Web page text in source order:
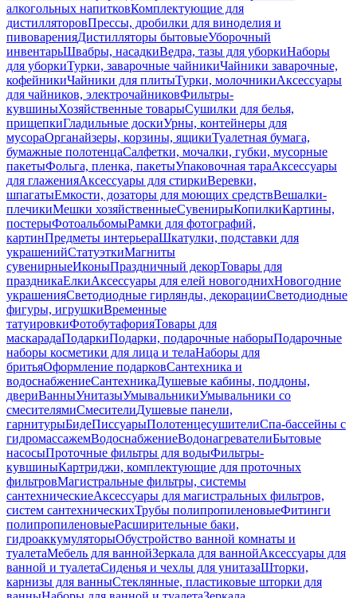
алкогольных напитковКомплектующие для
дистилляторовПрессы, дробилки для виноделия и
пивоваренияДистилляторы бытовыеУборочный
инвентарьШвабры, насадкиВедра, тазы для уборкиНаборы
для уборкиТурки, заварочные чайникиЧайники заварочные,
кофейникиЧайники для плитыТурки, молочникиАксессуары
для чайников, электрочайниковФильтры-
кувшиныХозяйственные товарыСушилки для белья,
прищепкиГладильные доскиУрны, контейнеры для
мусораОрганайзеры, корзины, ящикиТуалетная бумага,
бумажные полотенцаСалфетки, мочалки, губки, мусорные
пакетыФольга, пленка, пакетыУпаковочная тараАксессуары
для глаженияАксессуары для стиркиВеревки,
шпагатыЕмкости, дозаторы для моющих средствВешалки-
плечикиМешки хозяйственныеСувенирыКопилкиКартины,
постерыФотоальбомыРамки для фотографий,
картинПредметы интерьераШкатулки, подставки для
украшенийСтатуэткиМагниты
сувенирныеИконыПраздничный декорТовары для
праздникаЕлкиАксессуары для елей новогоднихНовогодние
украшенияСветодиодные гирлянды, декорацииСветодиодные
фигуры, игрушкиВременные
татуировкиФотобутафорияТовары для
маскарадаПодаркиПодарки, подарочные наборыПодарочные
наборы косметики для лица и телаНаборы для
бритьяОформление подарковСантехника и
водоснабжениеСантехникаДушевые кабины, поддоны,
двериВанныУнитазыУмывальникиУмывальники со
смесителямиСмесителиДушевые панели,
гарнитурыБидеПиссуарыПолотенцесушителиСпа-бассейны с
гидромассажемВодоснабжениеВодонагревателиБытовые
насосыПроточные фильтры для водыФильтры-
кувшиныКартриджи, комплектующие для проточных
фильтровМагистральные фильтры, системы
сантехническиеАксессуары для магистральных фильтров,
систем сантехническихТрубы полипропиленовыеФитинги
полипропиленовыеРасширительные баки,
гидроаккумуляторыОбустройство ванной комнаты и
туалетаМебель для ваннойЗеркала для ваннойАксессуары для
ванной и туалетаСиденья и чехлы для унитазаШторки,
карнизы для ванныСтеклянные, пластиковые шторки для